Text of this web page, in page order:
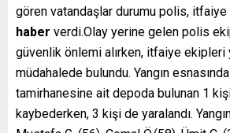
gören vatandaşlar durumu polis,
haber verdi.Olay yerine gelen polis
güvenlik önlemi alırken, itfaiye ekipleri
müdahalede bulundu. Yangın
tamirhanesine ait depoda bulunan 1 kişi
kaybederken, 3 kişi de yaralandı.